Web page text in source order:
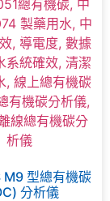
M9 型總有機碳
分析儀